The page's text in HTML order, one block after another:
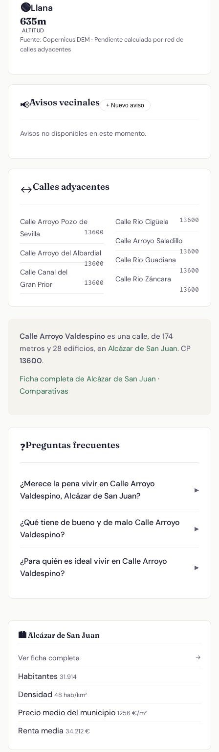
🟢Llana
635m
ALTITUD
Fuente: Copernicus DEM · Pendiente calculada por red de
calles adyacentes
📢Avisos vecinales + Nuevo aviso
Avisos no disponibles en este momento.
↔️Calles adyacentes
Calle Arroyo Pozo de
Sevilla
13600
Calle Arroyo del Albardial
13600
Calle Canal del
Gran Prior
13600
Calle Rio Cigüela 13600
Calle Arroyo Saladillo
13600
Calle Rio Guadiana
13600
Calle Rio Záncara
13600
Calle Arroyo Valdespino es una calle, de 174
metros y 28 edificios, en Alcázar de San Juan. CP
13600.
Ficha completa de Alcázar de San Juan ·
Comparativas
❓Preguntas frecuentes
¿Merece la pena vivir en Calle Arroyo
Valdespino, Alcázar de San Juan?
¿Qué tiene de bueno y de malo Calle Arroyo
Valdespino?
¿Para quién es ideal vivir en Calle Arroyo
Valdespino?
🏙️ Alcázar de San Juan
Ver ficha completa →
Habitantes 31.914
Densidad 48 hab/km²
Precio medio del municipio 1256 €/m²
Renta media 34.212 €